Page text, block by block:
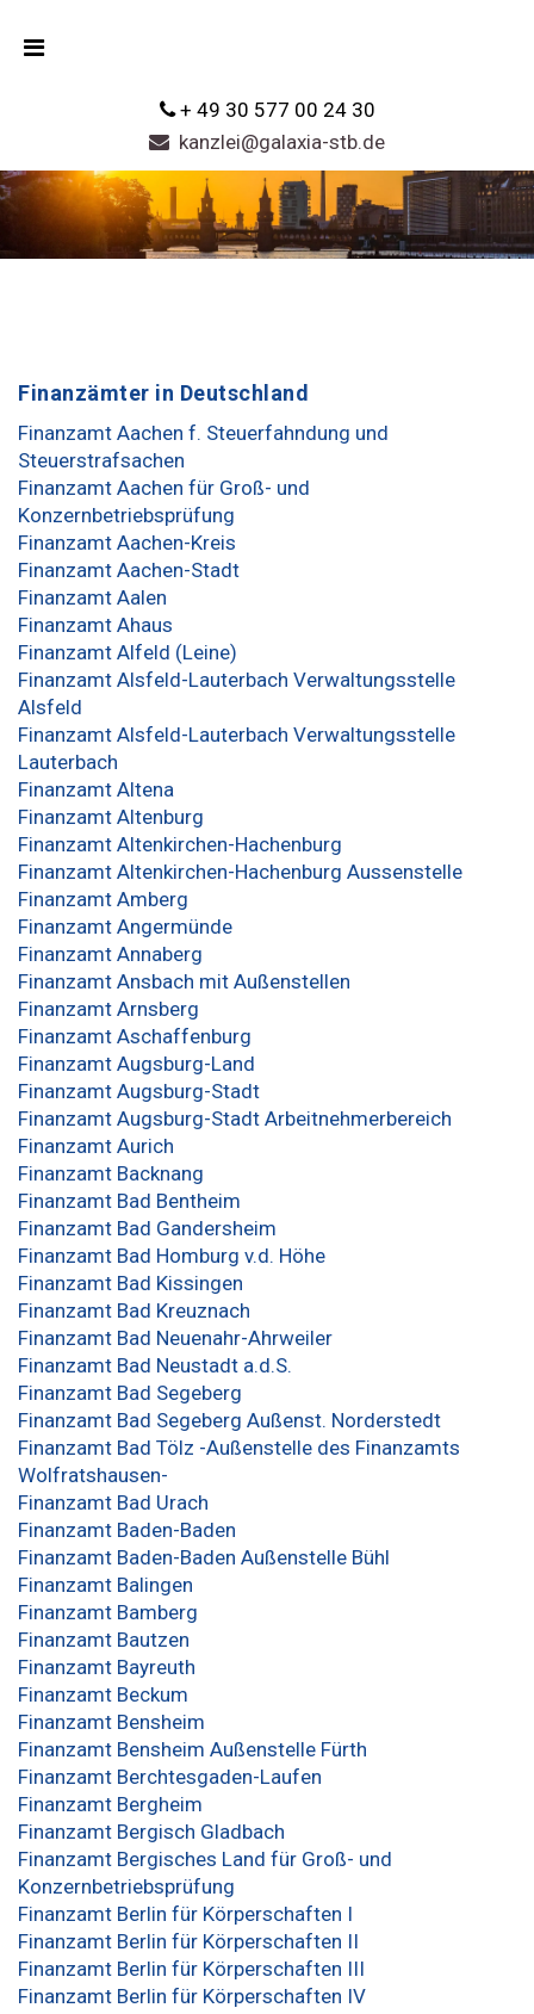
+ 49 30 577 00 24 30
kanzlei@galaxia-stb.de
Finanzämter in Deutschland
Finanzamt Aachen f. Steuerfahndung und
Steuerstrafsachen
Finanzamt Aachen für Groß- und
Konzernbetriebsprüfung
Finanzamt Aachen-Kreis
Finanzamt Aachen-Stadt
Finanzamt Aalen
Finanzamt Ahaus
Finanzamt Alfeld (Leine)
Finanzamt Alsfeld-Lauterbach Verwaltungsstelle
Alsfeld
Finanzamt Alsfeld-Lauterbach Verwaltungsstelle
Lauterbach
Finanzamt Altena
Finanzamt Altenburg
Finanzamt Altenkirchen-Hachenburg
Finanzamt Altenkirchen-Hachenburg Aussenstelle
Finanzamt Amberg
Finanzamt Angermünde
Finanzamt Annaberg
Finanzamt Ansbach mit Außenstellen
Finanzamt Arnsberg
Finanzamt Aschaffenburg
Finanzamt Augsburg-Land
Finanzamt Augsburg-Stadt
Finanzamt Augsburg-Stadt Arbeitnehmerbereich
Finanzamt Aurich
Finanzamt Backnang
Finanzamt Bad Bentheim
Finanzamt Bad Gandersheim
Finanzamt Bad Homburg v.d. Höhe
Finanzamt Bad Kissingen
Finanzamt Bad Kreuznach
Finanzamt Bad Neuenahr-Ahrweiler
Finanzamt Bad Neustadt a.d.S.
Finanzamt Bad Segeberg
Finanzamt Bad Segeberg Außenst. Norderstedt
Finanzamt Bad Tölz -Außenstelle des Finanzamts
Wolfratshausen-
Finanzamt Bad Urach
Finanzamt Baden-Baden
Finanzamt Baden-Baden Außenstelle Bühl
Finanzamt Balingen
Finanzamt Bamberg
Finanzamt Bautzen
Finanzamt Bayreuth
Finanzamt Beckum
Finanzamt Bensheim
Finanzamt Bensheim Außenstelle Fürth
Finanzamt Berchtesgaden-Laufen
Finanzamt Bergheim
Finanzamt Bergisch Gladbach
Finanzamt Bergisches Land für Groß- und
Konzernbetriebsprüfung
Finanzamt Berlin für Körperschaften I
Finanzamt Berlin für Körperschaften II
Finanzamt Berlin für Körperschaften III
Finanzamt Berlin für Körperschaften IV